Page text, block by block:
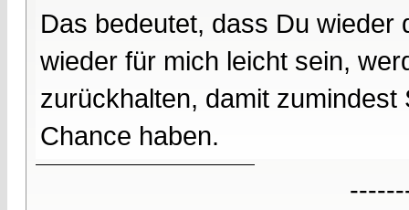
Das bedeutet, dass Du wieder
wieder für mich leicht sein,
zurückhalten, damit
Chance haben.